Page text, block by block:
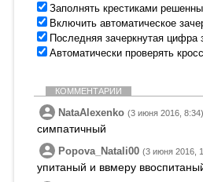
Заполнять крестиками
Включить автоматическое
Последняя зачеркнутая цифра
Автоматически проверять
КОММЕНТАРИИ
NataAlexenko (3 июня 2016, 8:34)
симпатичный
Popova_Natali00 (3 июня 2016,
упитаный и ввмеру